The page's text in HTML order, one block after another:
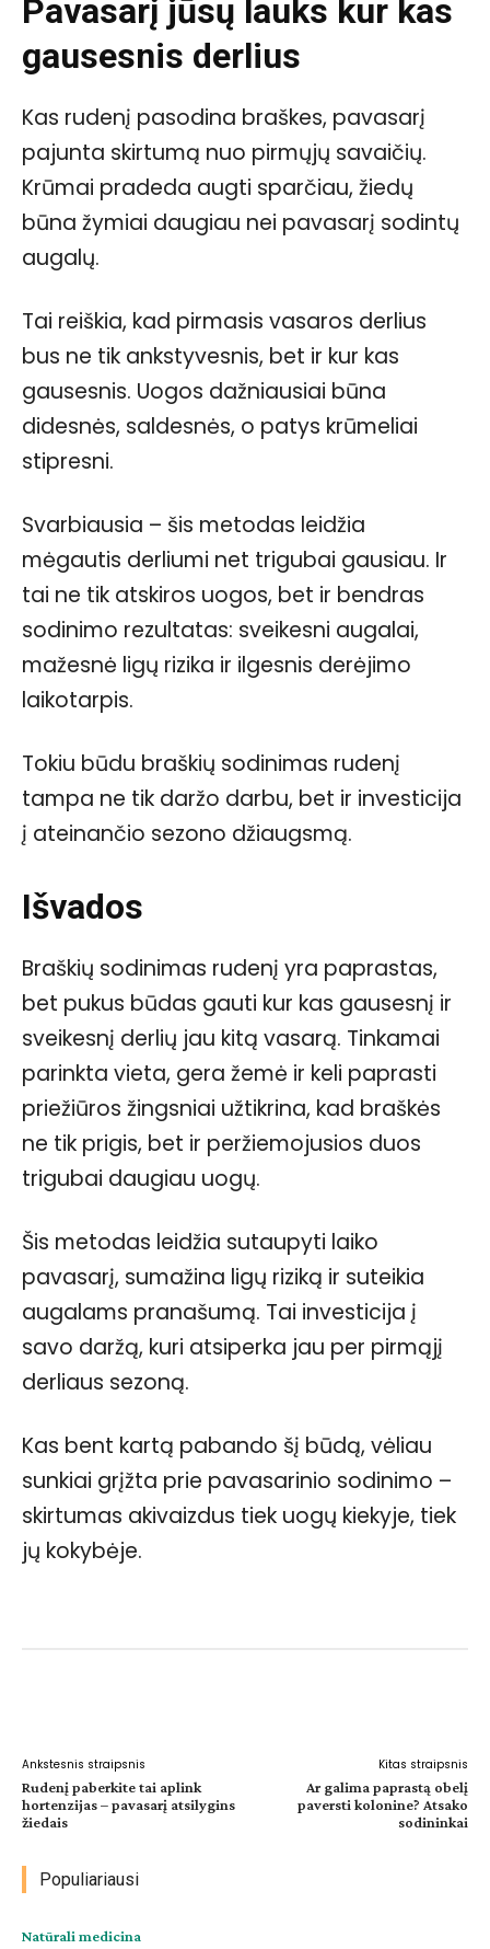
Pavasarį jūsų lauks kur kas
gausesnis derlius
Kas rudenį pasodina braškes, pavasarį
pajunta skirtumą nuo pirmųjų savaičių.
Krūmai pradeda augti sparčiau, žiedų
būna žymiai daugiau nei pavasarį sodintų
augalų.
Tai reiškia, kad pirmasis vasaros derlius
bus ne tik ankstyvesnis, bet ir kur kas
gausesnis. Uogos dažniausiai būna
didesnės, saldesnės, o patys krūmeliai
stipresni.
Svarbiausia – šis metodas leidžia
mėgautis derliumi net trigubai gausiau. Ir
tai ne tik atskiros uogos, bet ir bendras
sodinimo rezultatas: sveikesni augalai,
mažesnė ligų rizika ir ilgesnis derėjimo
laikotarpis.
Tokiu būdu braškių sodinimas rudenį
tampa ne tik daržo darbu, bet ir investicija
į ateinančio sezono džiaugsmą.
Išvados
Braškių sodinimas rudenį yra paprastas,
bet pukus būdas gauti kur kas gausesnį ir
sveikesnį derlių jau kitą vasarą. Tinkamai
parinkta vieta, gera žemė ir keli paprasti
priežiūros žingsniai užtikrina, kad braškės
ne tik prigis, bet ir peržiemojusios duos
trigubai daugiau uogų.
Šis metodas leidžia sutaupyti laiko
pavasarį, sumažina ligų riziką ir suteikia
augalams pranašumą. Tai investicija į
savo daržą, kuri atsiperka jau per pirmąjį
derliaus sezoną.
Kas bent kartą pabando šį būdą, vėliau
sunkiai grįžta prie pavasarinio sodinimo –
skirtumas akivaizdus tiek uogų kiekyje, tiek
jų kokybėje.
Ankstesnis straipsnis
Rudenį paberkite tai aplink
hortenzijas – pavasarį atsilygins
žiedais
Kitas straipsnis
Ar galima paprastą obelį
paversti kolonine? Atsako
sodininkai
Populiariausi
Natūrali medicina